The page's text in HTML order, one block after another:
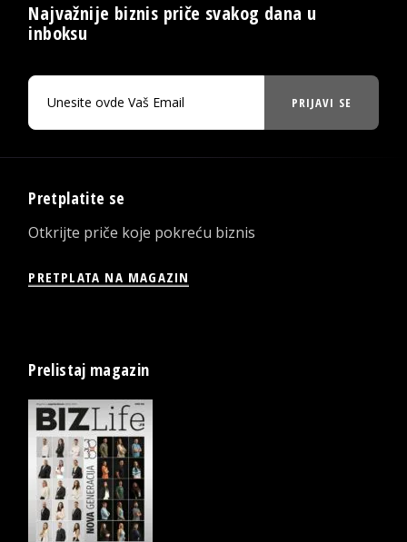
Najvažnije biznis priče svakog dana u
inboksu
PRIJAVI SE
Pretplatite se
Otkrijte priče koje pokreću biznis
PRETPLATA NA MAGAZIN
Prelistaj magazin